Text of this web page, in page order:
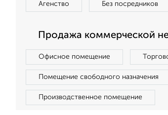
Агенство Без посредников
Продажа коммерческой
Офисное помещение
Помещение свободного назначения
Производственное помещение